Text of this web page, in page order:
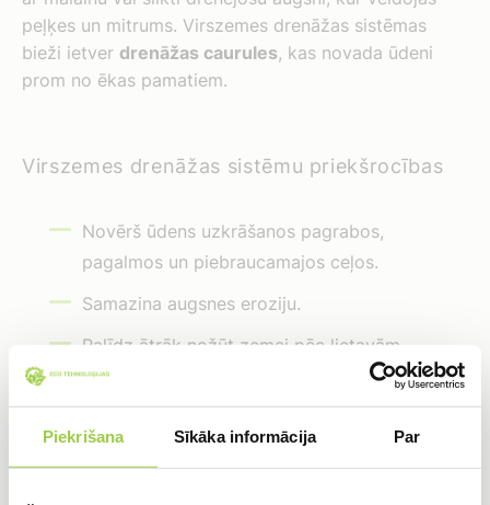
Piekrišana Sīkāka informācija Par
peļķes un mitrums. Virszemes drenāžas sistēmas
bieži ietver drenāžas caurules, kas novada ūdeni
prom no ēkas pamatiem.
Virszemes drenāžas sistēmu priekšrocības
Novērš ūdens uzkrāšanos pagrabos,
pagalmos un piebraucamajos ceļos.
Samazina augsnes eroziju.
Palīdz ātrāk nožūt zemei pēc lietavām.
Virszemes drenāžas sistēmu galvenās